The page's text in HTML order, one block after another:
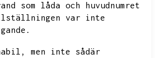
som låda och huvudnumret
var inte
men inte sådär